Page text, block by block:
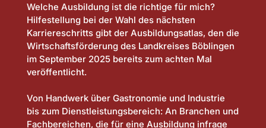
Welche Ausbildung ist die richtige für mich?
Hilfestellung bei der Wahl des nächsten
Karriereschritts gibt der Ausbildungsatlas, den die
Wirtschaftsförderung des Landkreises Böblingen
im September 2025 bereits zum achten Mal
veröffentlicht.
Von Handwerk über Gastronomie und Industrie
bis zum Dienstleistungsbereich: An Branchen und
Fachbereichen, die für eine Ausbildung infrage